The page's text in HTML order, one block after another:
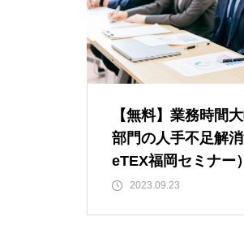
【無料】業務時間
部門の人手不足解
eTEX福岡セミナー）
2023.09.23